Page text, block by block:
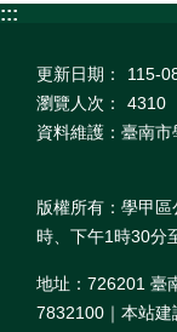
:::
更新日期：
115-
瀏覽人次：
4310
資料維護：臺南
版權所有：學甲
時、下午1時30分
地址：726201 臺
7832100｜本站